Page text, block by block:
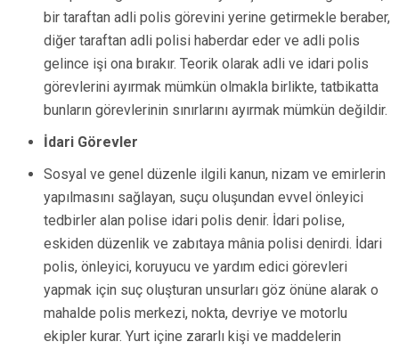
bir taraftan adli polis görevini yerine getirmekle beraber,
diğer taraftan adli polisi haberdar eder ve adli polis
gelince işi ona bırakır. Teorik olarak adli ve idari polis
görevlerini ayırmak mümkün olmakla birlikte, tatbikatta
bunların görevlerinin sınırlarını ayırmak mümkün değildir.
İdari Görevler
Sosyal ve genel düzenle ilgili kanun, nizam ve emirlerin
yapılmasını sağlayan, suçu oluşundan evvel önleyici
tedbirler alan polise idari polis denir. İdari polise,
eskiden düzenlik ve zabıtaya mânia polisi denirdi. İdari
polis, önleyici, koruyucu ve yardım edici görevleri
yapmak için suç oluşturan unsurları göz önüne alarak o
mahalde polis merkezi, nokta, devriye ve motorlu
ekipler kurar. Yurt içine zararlı kişi ve maddelerin